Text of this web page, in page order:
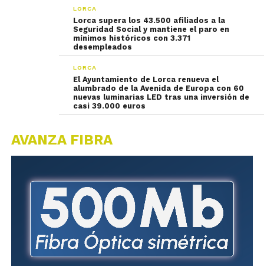
LORCA
Lorca supera los 43.500 afiliados a la
Seguridad Social y mantiene el paro en
mínimos históricos con 3.371
desempleados
LORCA
El Ayuntamiento de Lorca renueva el
alumbrado de la Avenida de Europa con 60
nuevas luminarias LED tras una inversión de
casi 39.000 euros
AVANZA FIBRA